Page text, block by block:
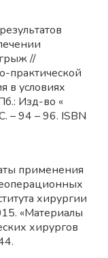
//
практической
в условиях
Изд-во «
– 94 – 96. ISBN
применения
хирургии
«Материалы
хирургов